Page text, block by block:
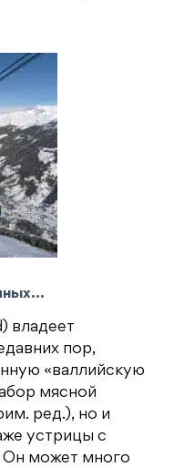
владеет
пор,
«валлийскую
мясной
ред.), но и
устрицы с
может много